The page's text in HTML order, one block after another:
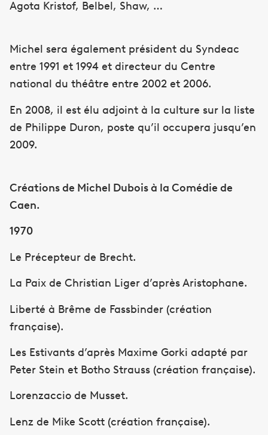
Agota Kristof, Belbel, Shaw, …
Michel sera également président du Syndeac
entre 1991 et 1994 et directeur du Centre
national du théâtre entre 2002 et 2006.
En 2008, il est élu adjoint à la culture sur la liste
de Philippe Duron, poste qu’il occupera jusqu’en
2009.
Créations de Michel Dubois à la Comédie de
Caen.
1970
Le Précepteur de Brecht.
La Paix de Christian Liger d’après Aristophane.
Liberté à Brême de Fassbinder (création
française).
Les Estivants d’après Maxime Gorki adapté par
Peter Stein et Botho Strauss (création française).
Lorenzaccio de Musset.
Lenz de Mike Scott (création française).